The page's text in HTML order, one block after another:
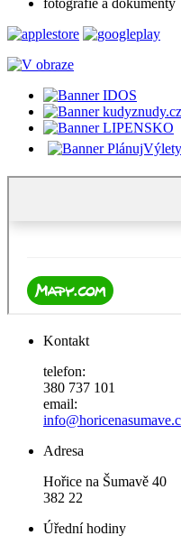
Kontakt
telefon:
380 737 101
email:
Adresa
Hořice na Šumavě 40
382 22
Úřední hodiny